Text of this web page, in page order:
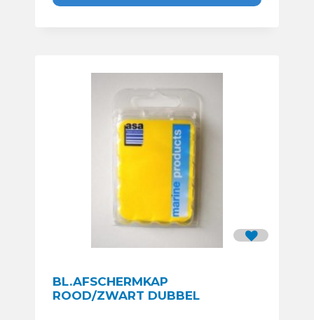
BL.AFSCHERMKAP
ROOD/ZWART DUBBEL